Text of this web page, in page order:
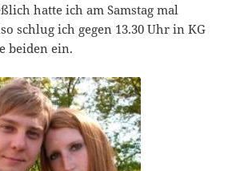
hatte ich am Samstag mal
schlug ich gegen 13.30 Uhr in KG
beiden ein.